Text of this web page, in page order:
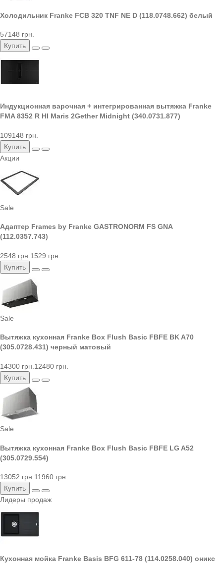
Холодильник Franke FCB 320 TNF NE D (118.0748.662) белый
57148 грн.
Купить
Индукционная варочная + интегрированная вытяжка Franke
FMA 8352 R HI Maris 2Gether Midnight (340.0731.877)
109148 грн.
Купить
Акции
Sale
Адаптер Frames by Franke GASTRONORM FS GNA
(112.0357.743)
2548 грн. 1529 грн.
Купить
Sale
Вытяжка кухонная Franke Box Flush Basic FBFE BK A70
(305.0728.431) черный матовый
14300 грн. 12480 грн.
Купить
Sale
Вытяжка кухонная Franke Box Flush Basic FBFE LG A52
(305.0729.554)
13052 грн.11960 грн.
Купить
Лидеры продаж
Кухонная мойка Franke Basis BFG 611-78 (114.0258.040) оникс